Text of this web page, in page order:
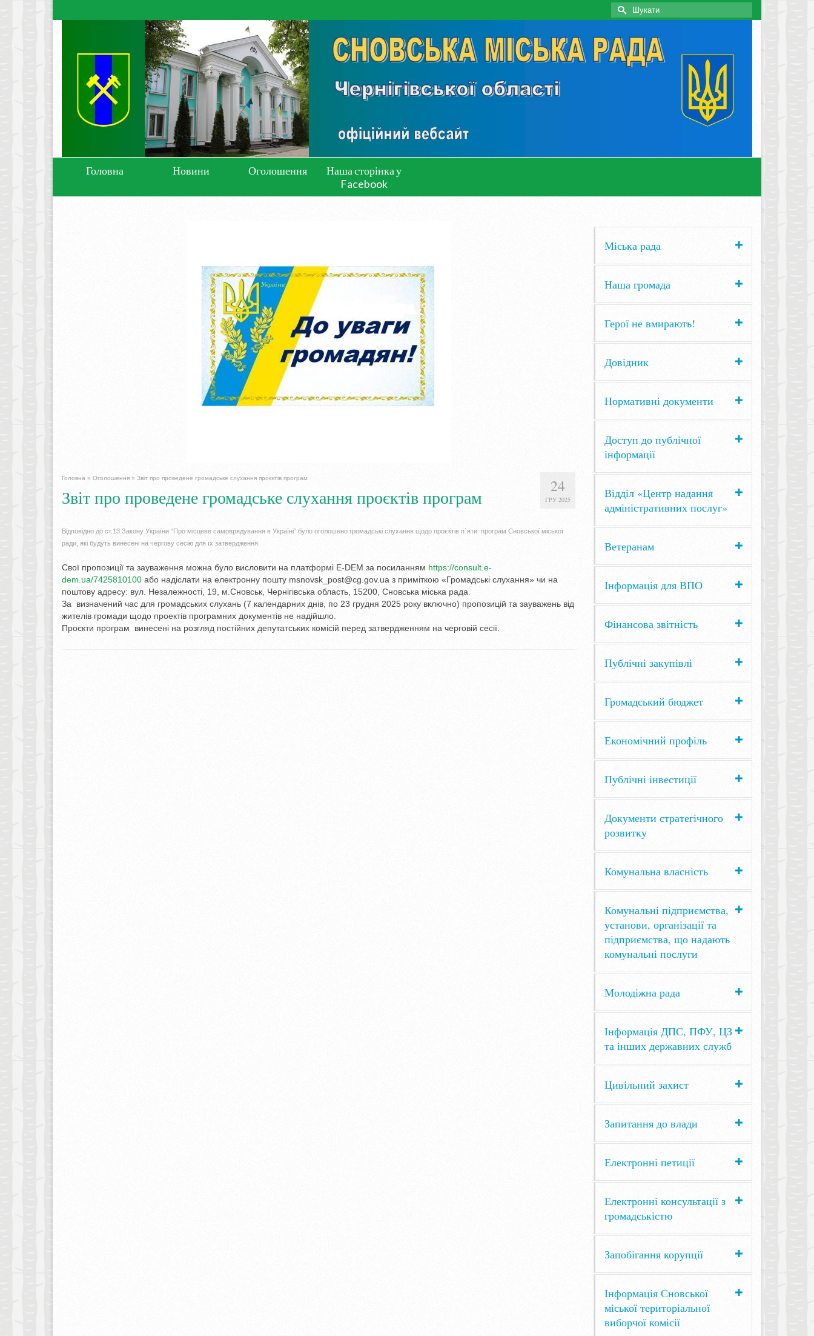
Search
for:
Головна Новини Оголошення
Наша сторінка у
Facebook
24
ГРУ 2025
Головна » Оголошення » Звіт про проведене громадське слухання проєктів програм
Звіт про проведене громадське слухання проєктів програм
Відповідно до ст.13 Закону України “Про місцеве самоврядування в Україні” було оголошено громадські слухання щодо проєктів п`яти програм Сновської міської
ради, які будуть винесені на чергову сесію для їх затвердження.
Свої пропозиції та зауваження можна було висловити на платформі E-DEM за посиланням https://consult.e-
dem.ua/7425810100 або надіслати на електронну пошту msnovsk_post@cg.gov.ua з приміткою «Громадські слухання» чи на
поштову адресу: вул. Незалежності, 19, м.Сновськ, Чернігівська область, 15200, Сновська міська рада.
За визначений час для громадських слухань (7 календарних днів, по 23 грудня 2025 року включно) пропозицій та зауважень від
жителів громади щодо проектів програмних документів не надійшло.
Проєкти програм винесені на розгляд постійних депутатських комісій перед затвердженням на черговій сесії.
Міська рада
Наша громада
Герої не вмирають!
Довідник
Нормативні документи
Доступ до публічної
інформації
Відділ «Центр надання
адміністративних послуг»
Ветеранам
Інформація для ВПО
Фінансова звітність
Публічні закупівлі
Громадський бюджет
Економічний профіль
Публічні інвестиції
Документи стратегічного
розвитку
Комунальна власність
Комунальні підприємства,
установи, організації та
підприємства, що надають
комунальні послуги
Молодіжна рада
Інформація ДПС, ПФУ, ЦЗ
та інших державних служб
Цивільний захист
Запитання до влади
Електронні петиції
Електронні консультації з
громадськістю
Запобігання корупції
Інформація Сновської
міської територіальної
виборчої комісії